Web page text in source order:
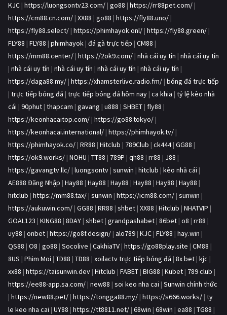
KJC | https://luongsontv23.com/ | go88 | https://rr88pet.com/ |
https://cm88.cn.com/ | XX88 | go88 | https://fly88.uno/ |
https://fly88.select/ | https://phimhayok.onl/ | https://fly88.green/ |
FLY88 | FLY88 | phimhayok | đá gà trực tiếp | CM88 |
https://mm88.center/ | https://2ok9.com/ | nhà cái uy tín | nhà cái uy tín
| nhà cái uy tín | nhà cái uy tín | nhà cái uy tín | nhà cái uy tín |
https://daga88.my/ | https://xhamsterlive.radio.fm/ | bóng đá trực tiếp
| trực tiếp bóng đá | trực tiếp bóng đá hôm nay | ca khia | tỷ lệ kèo nhà
cái | 90phut | thapcam | gavang | u888 | SHBET | fly88 |
https://keonhacaitop.com/ | https://go88.tokyo/ |
https://keonhacai.international/ | https://phimhayok.tv/ |
https://phimhayok.co/ | RR88 | Hitclub | 789Club | ck444| GG88 |
https://ok9.works/ | NOHU | TT88 | 789P | qh88 | rr88 | J88 |
https://gavangtv.llc/ | luongsontv | sunwin | hitclub | kèo nhà cái |
AE888 Đăng Nhập | Hay88 | Hay88 | Hay88 | Hay88 | Hay88 | Hay88 |
hitclub | https://mm88.tax/ | sunwin | https://icm88.com/ | sunwin |
https://aukuwin.com/ | GG88 | RR88 | shbet | XX88 | Hitclub | NHATVIP |
GOAL123 | KING88 | 8DAY | shbet | grandpashabet | 86bet | o8 | rr88 |
uy88 | onbet | https://go8f.design/ | alo789 | KJC | FLY88 | hay.win |
QS88 | O8 | go88 | Socolive | CakhiaTV | https://go88play.site | CM88 |
8US | Phim Moi | TD88 | TD88 | xoilactv trực tiếp bóng đá | 8x bet | kjc |
xx88 | https://taisunwin.dev | Hitclub | FABET | BIG88 | Kubet | 789 club |
https://ee88-app.sa.com/ | new88 | soi keo nha cai | Sunwin chính thức
| https://new88.pet/ | https://tongga88.my/ | https://s666.works/ | ty
le keo nha cai | UY88 | https://tt8811.net/ | 68win | 68win | ea88 | TG88 |